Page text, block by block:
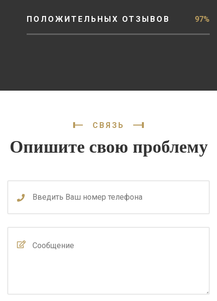
ПОЛОЖИТЕЛЬНЫХ ОТЗЫВОВ 97%
СВЯЗЬ
Опишите свою проблему